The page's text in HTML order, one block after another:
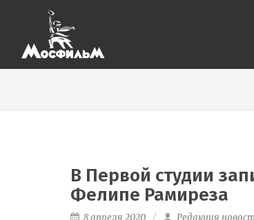
В Первой студии
Фелипе Рамиреза
8 апреля 2020 Редакция